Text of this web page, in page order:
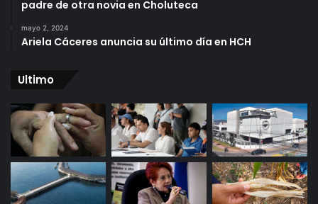
padre de otra novia en Choluteca
mayo 2, 2024
Ariela Cáceres anuncia su último día en HCH
Ultimo